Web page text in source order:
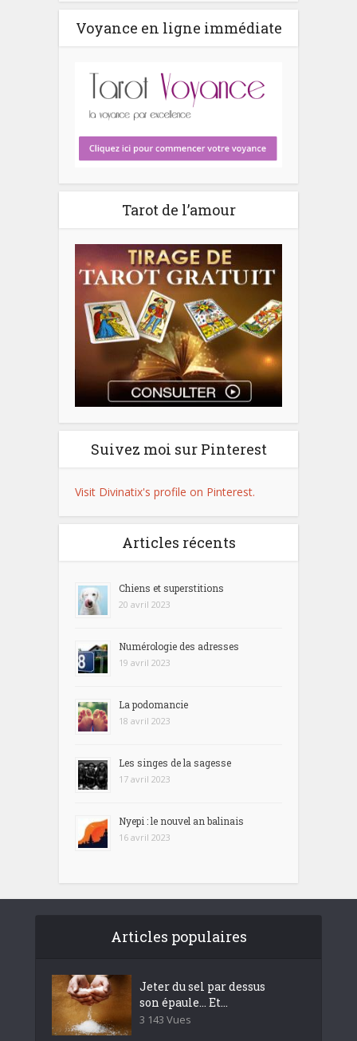
Voyance en ligne immédiate
Tarot de l’amour
Suivez moi sur Pinterest
Visit Divinatix's profile on Pinterest.
Articles récents
Chiens et superstitions
20 avril 2023
Numérologie des adresses
19 avril 2023
La podomancie
18 avril 2023
Les singes de la sagesse
17 avril 2023
Nyepi : le nouvel an balinais
16 avril 2023
Articles populaires
Jeter du sel par dessus
son épaule… Et...
3 143 Vues